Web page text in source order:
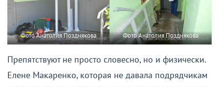
Фото Анатолия Позднякова Фото Анатолия Позднякова
Препятствуют не просто словесно, но и физически.
Елене Макаренко, которая не давала подрядчикам